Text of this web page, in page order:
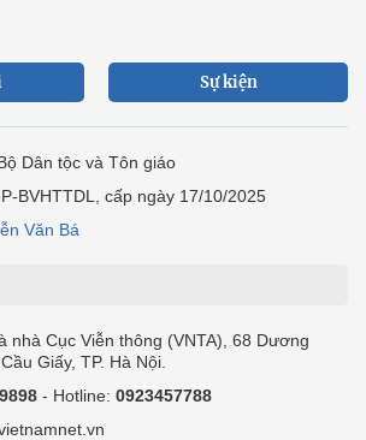
Sự kiện
Dân tộc và Tôn giáo
BVHTTDL, cấp ngày 17/10/2025
Văn Bá
nhà Cục Viễn thông (VNTA), 68 Dương
Giấy, TP. Hà Nội.
- Hotline: 0923457788